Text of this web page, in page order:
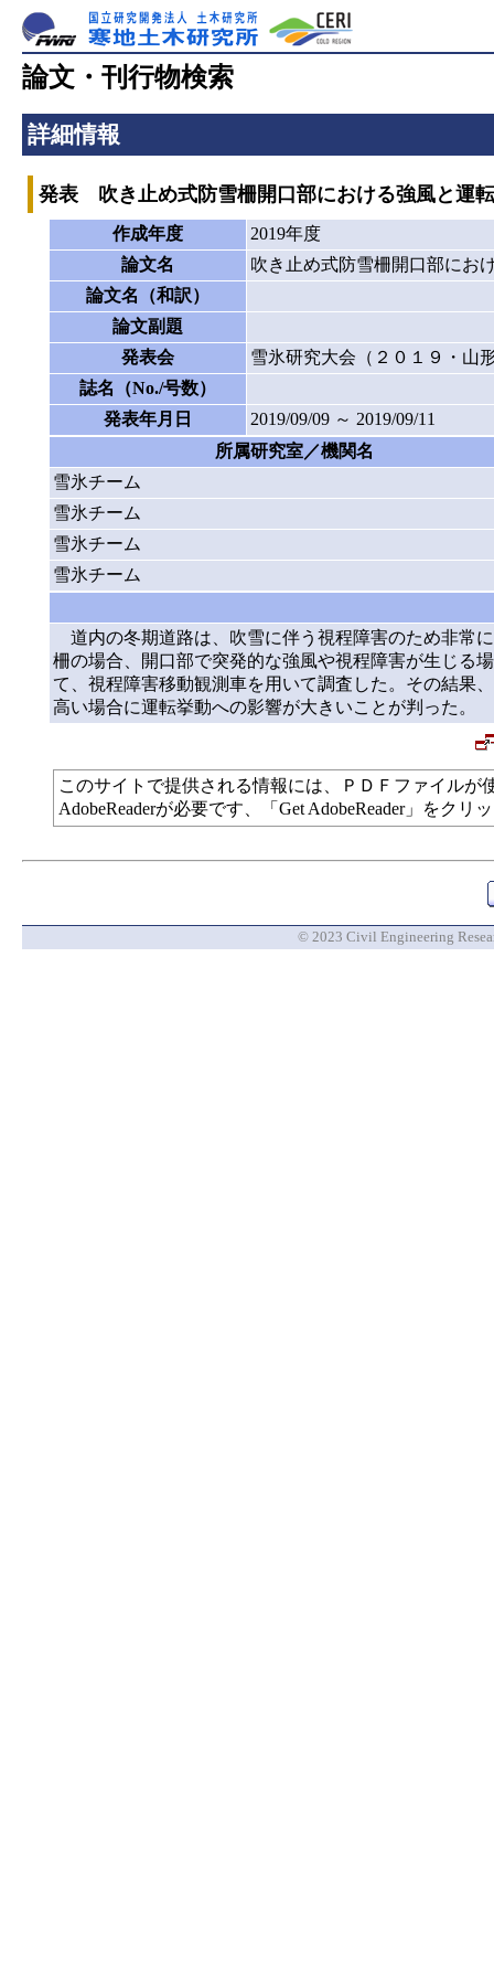
論文・刊行物検索
詳細情報
発表 吹き止め式防雪柵開口部における強風と運
作成年度
2019年度
論文名
吹き止め式防雪柵開口部にお
論文名（和訳）
論文副題
発表会
雪氷研究大会（２０１９・山
誌名（No./号数）
発表年月日
2019/09/09 ～ 2019/09/11
所属研究室／機関名
雪氷チーム
雪氷チーム
雪氷チーム
雪氷チーム
道内の冬期道路は、吹雪に伴う視程障害のため非常
柵の場合、開口部で突発的な強風や視程障害が生じる
て、視程障害移動観測車を用いて調査した。その結果
高い場合に運転挙動への影響が大きいことが判った。
このサイトで提供される情報には、ＰＤＦファイル
AdobeReaderが必要です、「Get AdobeReader」をク
© 2023 Civil Engineering